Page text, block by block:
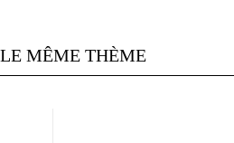
MÊME THÈME